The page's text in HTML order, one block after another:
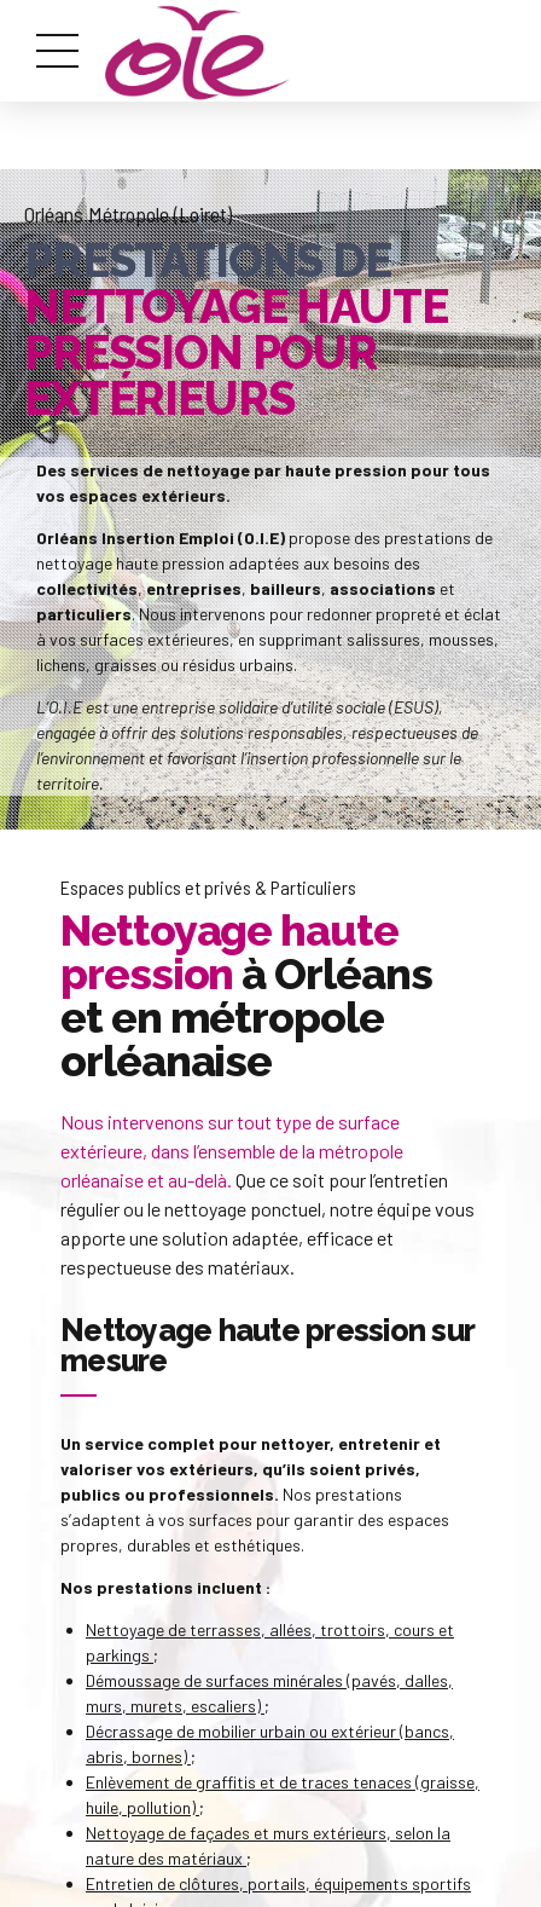
Orléans Métropole (Loiret)
PRESTATIONS DE
NETTOYAGE HAUTE
PRESSION POUR
EXTÉRIEURS
Des services de nettoyage par haute pression pour tous
vos espaces extérieurs.
Orléans Insertion Emploi (O.I.E)propose des prestations de
nettoyage haute pression adaptées aux besoins des
collectivités,entreprises, bailleurs,associationset
particuliers. Nous intervenons pour redonner propreté et éclat
à vos surfaces extérieures, en supprimant salissures, mousses,
lichens, graisses ou résidus urbains.
L’O.I.E est une entreprise solidaire d’utilité sociale (ESUS),
engagée à offrir des solutions responsables, respectueuses de
l’environnement et favorisant l’insertion professionnelle sur le
territoire.
Espaces publics et privés & Particuliers
Nettoyage haute
pression à Orléans
et en métropole
orléanaise
Nous intervenons sur tout type de surface
extérieure, dans l’ensemble de la métropole
orléanaise et au-delà. Que ce soit pour l’entretien
régulier ou le nettoyage ponctuel, notre équipe vous
apporte une solution adaptée, efficace et
respectueuse des matériaux.
Nettoyage haute pression sur
mesure
Un service complet pour nettoyer, entretenir et
valoriser vos extérieurs, qu’ils soient privés,
publics ou professionnels. Nos prestations
s’adaptent à vos surfaces pour garantir des espaces
propres, durables et esthétiques.
Nos prestations incluent :
Nettoyage de terrasses, allées, trottoirs, cours et
parkings ;
Démoussage de surfaces minérales (pavés, dalles,
murs, murets, escaliers) ;
Décrassage de mobilier urbain ou extérieur (bancs,
abris, bornes) ;
Enlèvement de graffitis et de traces tenaces (graisse,
huile, pollution) ;
Nettoyage de façades et murs extérieurs, selon la
nature des matériaux ;
Entretien de clôtures, portails, équipements sportifs